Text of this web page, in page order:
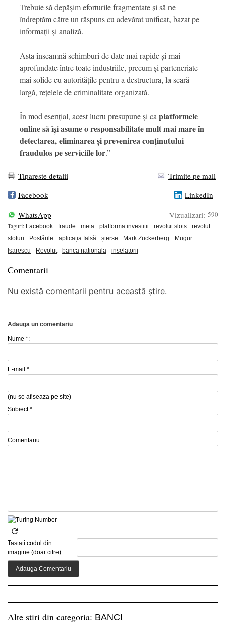
Trebuie să depășim eforturile fragmentate și să ne
îndreptăm către un răspuns cu adevărat unificat, bazat pe
informații și analiză.
Asta înseamnă schimburi de date mai rapide și mai
aprofundate între toate industriile, precum și parteneriate
mai solide cu autoritățile pentru a destructura, la scară
largă, rețelele de criminalitate organizată.
În mod esențial, acest lucru presupune și ca platformele
online să își asume o responsabilitate mult mai mare în
detectarea, eliminarea și prevenirea conținutului
fraudulos pe serviciile lor.”
Tipareste detalii
Trimite pe mail
Facebook
LinkedIn
WhatsApp
Vizualizari: 590
Taguri: Facebook fraude meta platforma investitii revolut slots
revolut
sloturi
Postările aplicația falsă șterse Mark Zuckerberg
Mugur
Isarescu
Revolut banca nationala inselatorii
Comentarii
Nu există comentarii pentru această știre.
Adauga un comentariu
Nume *:
E-mail *:
(nu se afiseaza pe site)
Subiect *:
Comentariu:
Tastati codul din
imagine (doar cifre)
Alte stiri din categoria: BANCI